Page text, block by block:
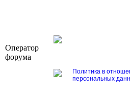
Оператор
форума
Тел. +7 (812) 327-
Политика в
персональных